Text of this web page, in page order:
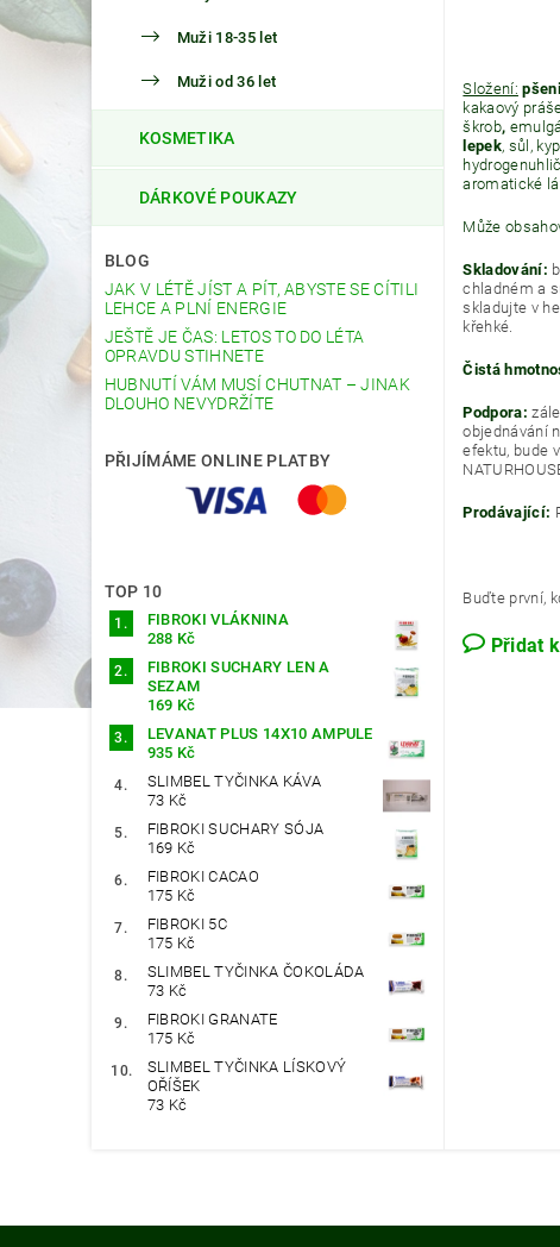
Muži 18-35 let
Muži od 36 let
KOSMETIKA
DÁRKOVÉ POUKAZY
BLOG
JAK V LÉTĚ JÍST A PÍT, ABYSTE SE CÍTILI
LEHCE A PLNÍ ENERGIE
JEŠTĚ JE ČAS: LETOS TO DO LÉTA
OPRAVDU STIHNETE
HUBNUTÍ VÁM MUSÍ CHUTNAT – JINAK
DLOUHO NEVYDRŽÍTE
PŘIJÍMÁME ONLINE PLATBY
TOP 10
FIBROKI VLÁKNINA
288 Kč
FIBROKI SUCHARY LEN A
SEZAM
169 Kč
LEVANAT PLUS 14X10 AMPULE
935 Kč
SLIMBEL TYČINKA KÁVA
73 Kč
FIBROKI SUCHARY SÓJA
169 Kč
FIBROKI CACAO
175 Kč
FIBROKI 5C
175 Kč
SLIMBEL TYČINKA ČOKOLÁDA
73 Kč
FIBROKI GRANATE
175 Kč
SLIMBEL TYČINKA LÍSKOVÝ
OŘÍŠEK
73 Kč
Složení:
kakaový
škrob,
lepek, sůl,
aromatické
Může
Skladování:
chladném a
skladujte v
křehké.
Čistá
Podpora:
objednávání
efektu, bude
Prodávající:
Buďte první,
Přidat